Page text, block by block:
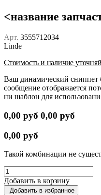
<название
Арт. 3555712034
Linde
Стоимость и наличие
Ваш динамический сниппет
сообщение отображается
ни шаблон для
0,00 руб 0,00руб
0,00 руб
Такой комбинации не
Добавить в корзину
Добавить в избранное